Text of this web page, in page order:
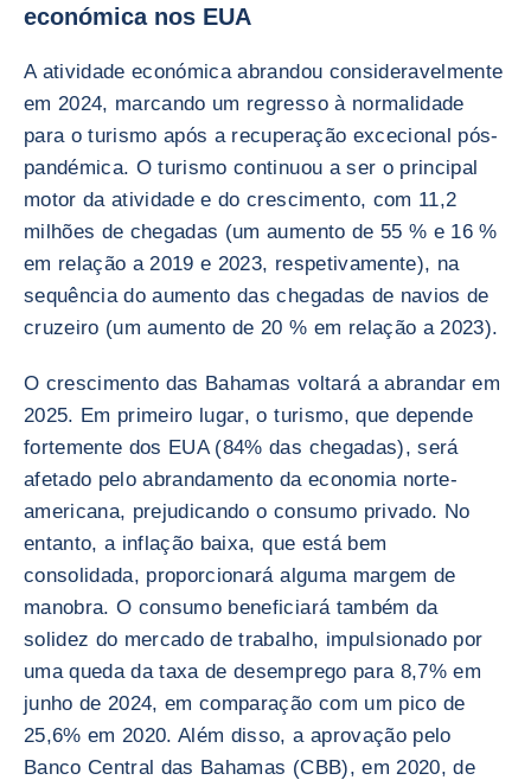
económica nos EUA
A atividade económica abrandou consideravelmente
em 2024, marcando um regresso à normalidade
para o turismo após a recuperação excecional pós-
pandémica. O turismo continuou a ser o principal
motor da atividade e do crescimento, com 11,2
milhões de chegadas (um aumento de 55 % e 16 %
em relação a 2019 e 2023, respetivamente), na
sequência do aumento das chegadas de navios de
cruzeiro (um aumento de 20 % em relação a 2023).
O crescimento das Bahamas voltará a abrandar em
2025. Em primeiro lugar, o turismo, que depende
fortemente dos EUA (84% das chegadas), será
afetado pelo abrandamento da economia norte-
americana, prejudicando o consumo privado. No
entanto, a inflação baixa, que está bem
consolidada, proporcionará alguma margem de
manobra. O consumo beneficiará também da
solidez do mercado de trabalho, impulsionado por
uma queda da taxa de desemprego para 8,7% em
junho de 2024, em comparação com um pico de
25,6% em 2020. Além disso, a aprovação pelo
Banco Central das Bahamas (CBB), em 2020, de